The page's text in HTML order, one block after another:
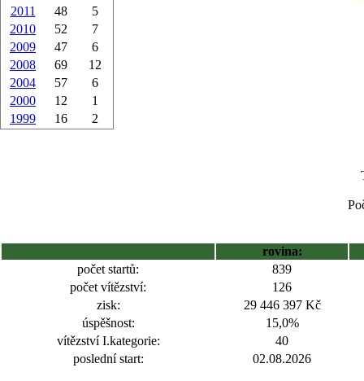
2011
48
5
2010
52
7
2009
47
6
2008
69
12
2004
57
6
2000
12
1
1999
16 2
rovina:
počet startů:
839
počet vítězství:
126
zisk:
29 446 397 Kč
úspěšnost:
15,0%
vítězství I.kategorie:
40
poslední start:
02.08.2026